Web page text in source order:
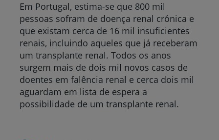
Em Portugal, estima-se que 800 mil
pessoas sofram de doença renal crónica e
que existam cerca de 16 mil insuficientes
renais, incluindo aqueles que já receberam
um transplante renal. Todos os anos
surgem mais de dois mil novos casos de
doentes em falência renal e cerca dois mil
aguardam em lista de espera a
possibilidade de um transplante renal.